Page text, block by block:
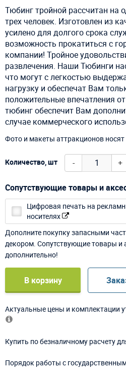
Тюбинг тройной рассчитан на
трех человек. Изготовлен из
усилено для долгого срока
возможность прокатиться с
компании! Тройное
развлечения. Наши Тюбинги
что могут с легкостью
нагрузку и обеспечат Вам
положительные впечатления
тюбинг обеспечит Вам
случае коммерческого
Фото и макеты аттракционов
Количество, шт - +
Сопутствующие товары и
Цифровая печать на
носителях
Дополните покупку запасными
декором. Сопутствующие товары и
дополнительно!
В корзину
Актуальные цены и комплектации
Купить по безналичному расчету
Порядок работы с